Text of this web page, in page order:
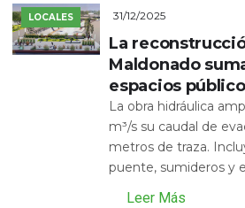
LOCALES 31/12/2025
La
Maldonado
espacios
La obra hidráulica
m³/s su caudal de
metros de traza.
puente, sumideros y
Leer Más